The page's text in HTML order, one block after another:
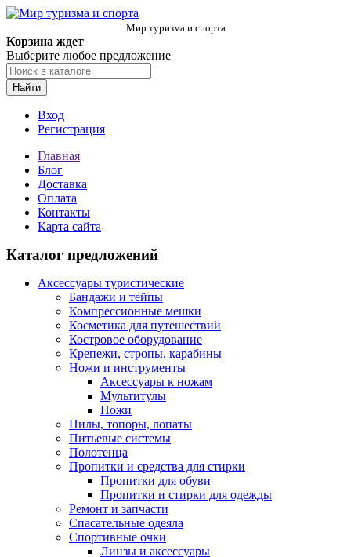
Мир туризма и спорта
Корзина ждет
Выберите любое предложение
Найти
Вход
Регистрация
Главная
Блог
Доставка
Оплата
Контакты
Карта сайта
Каталог предложений
Аксессуары туристические
Бандажи и тейпы
Компрессионные мешки
Косметика для путешествий
Костровое оборудование
Крепежи, стропы, карабины
Ножи и инструменты
Аксессуары к ножам
Мультитулы
Ножи
Пилы, топоры, лопаты
Питьевые системы
Полотенца
Пропитки и средства для стирки
Пропитки для обуви
Пропитки и стирки для одежды
Ремонт и запчасти
Спасательные одеяла
Спортивные очки
Линзы и аксессуары